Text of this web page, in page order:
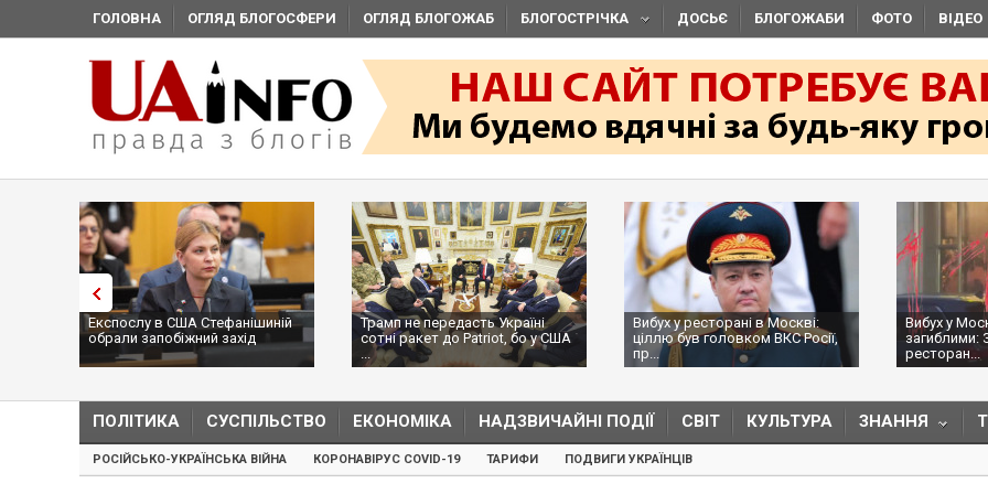
ГОЛОВНА ОГЛЯД БЛОГОСФЕРИ ОГЛЯД БЛОГОЖАБ БЛОГОСТРІЧКА ДОСЬЄ БЛОГОЖАБИ ФОТО ВІДЕО
Експослу в США Стефанішиній
обрали запобіжний захід
Трамп не передасть Україні
сотні ракет до Patriot, бо у США
...
Вибух у ресторані в Москві:
ціллю був головком ВКС Росії,
пр...
Вибух у
загиблими:
ресторан...
ПОЛІТИКА СУСПІЛЬСТВО ЕКОНОМІКА НАДЗВИЧАЙНІ ПОДІЇ СВІТ КУЛЬТУРА ЗНАННЯ
РОСІЙСЬКО-УКРАЇНСЬКА ВІЙНА КОРОНАВІРУС COVID-19 ТАРИФИ ПОДВИГИ УКРАЇНЦІВ